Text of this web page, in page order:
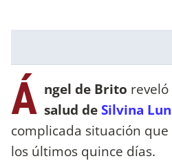
Á ngel de Brito
salud deSilvina
complicada situación
los últimos quince días.